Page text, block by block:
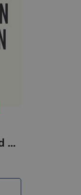
An Opinionated Guide to Fashion London